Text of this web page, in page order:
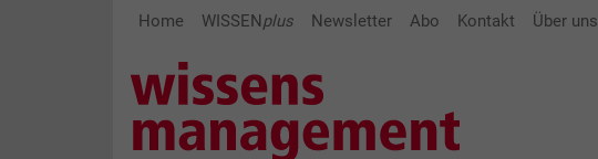
Home WISSENplus Newsletter Abo Kontakt Über uns